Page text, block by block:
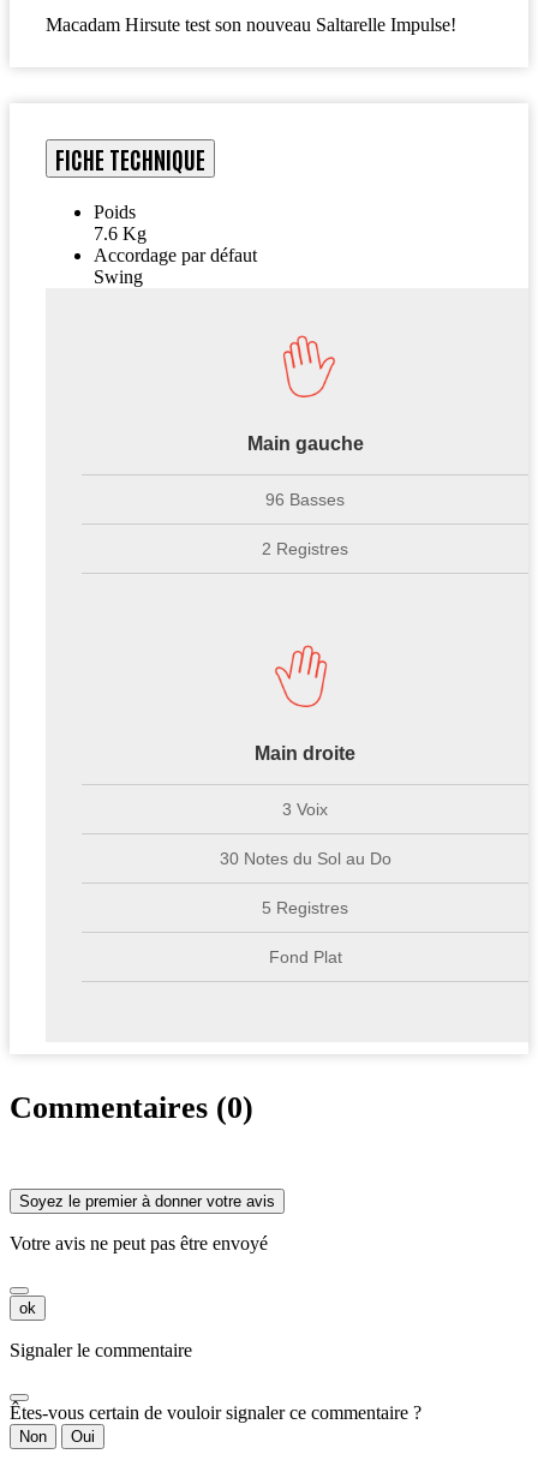
Macadam Hirsute test son nouveau Saltarelle Impulse!
FICHE TECHNIQUE
Poids
7.6 Kg
Accordage par défaut
Swing
Main gauche
96 Basses
2 Registres
Main droite
3 Voix
30 Notes du Sol au Do
5 Registres
Fond Plat
Commentaires (0)
Soyez le premier à donner votre avis
Votre avis ne peut pas être envoyé
ok
Signaler le commentaire
Êtes-vous certain de vouloir signaler ce commentaire ?
Non Oui